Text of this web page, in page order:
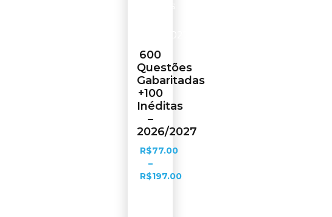
600
Questões
Gabaritadas
+100
Inéditas
–
2026/2027
R$77.00
–
R$197.00